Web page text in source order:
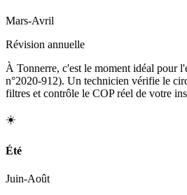
Mars-Avril
Révision annuelle
À Tonnerre, c'est le moment idéal pour
n°2020-912). Un technicien vérifie le
filtres et contrôle le COP réel de votre
☀️
Été
Juin-Août